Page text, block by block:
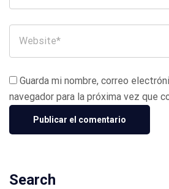
Guarda mi nombre, correo
navegador para la próxima vez que
Search